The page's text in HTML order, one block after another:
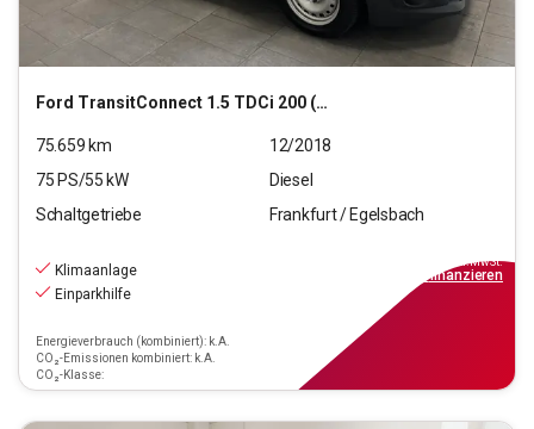
Ford TransitConnect 1.5 TDCi 200 (L1)
75.659 km
12/2018
75 PS/55 kW
Diesel
Schaltgetriebe
Frankfurt / Egelsbach
Klimaanlage
Einparkhilfe
Energieverbrauch (kombiniert): k.A.
CO₂-Emissionen kombiniert: k.A.
CO₂-Klasse:
inkl.MwSt.
finanzieren